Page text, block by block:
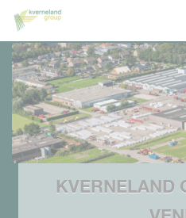
KVERNELAND
Cookies beheer paneel